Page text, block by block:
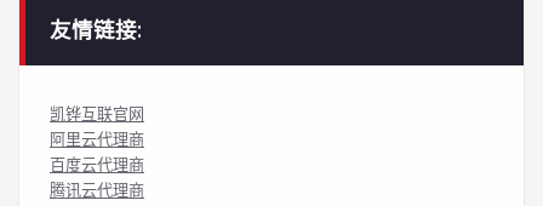
友情链接:
凯铧互联官网
阿里云代理商
百度云代理商
腾讯云代理商